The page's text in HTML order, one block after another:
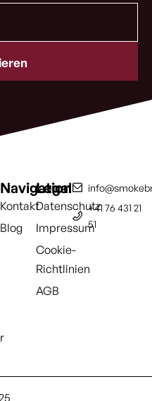
Navigation
Kontakt
Blog
Legal
Datenschutz
Impressum
Cookie-
Richtlinien
AGB
+41 76 431 21
51